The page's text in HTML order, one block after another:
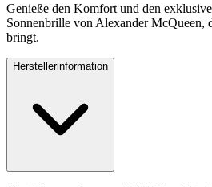
Genieße den Komfort und den
Sonnenbrille von Alexander McQueen,
bringt.
Herstellerinformation